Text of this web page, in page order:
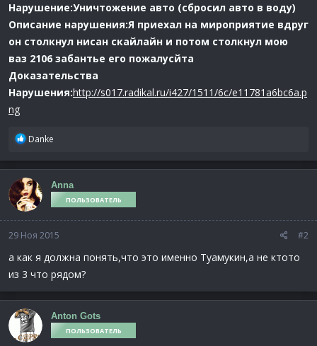
Нарушение:Уничтожение авто (сбросил авто в воду)
Описание нарушения:Я приехал на мироприятие вдруг
он столкнул нисан скайлайн и потом столкнул мою
ваз 2106 забантье его пожалусйта
Доказательства
Нарушения:http://s017.radikal.ru/i427/1511/6c/e11781a6bc6a.p
ng
Р
а
к
ц
и
и
Danke
Anna
ПОЛЬЗОВАТЕЛЬ
29 Ноя 2015 #2
а как я должна понять,что это именно Туамукин,а не ктото
из 3 что рядом?
Anton Gots
ПОЛЬЗОВАТЕЛЬ